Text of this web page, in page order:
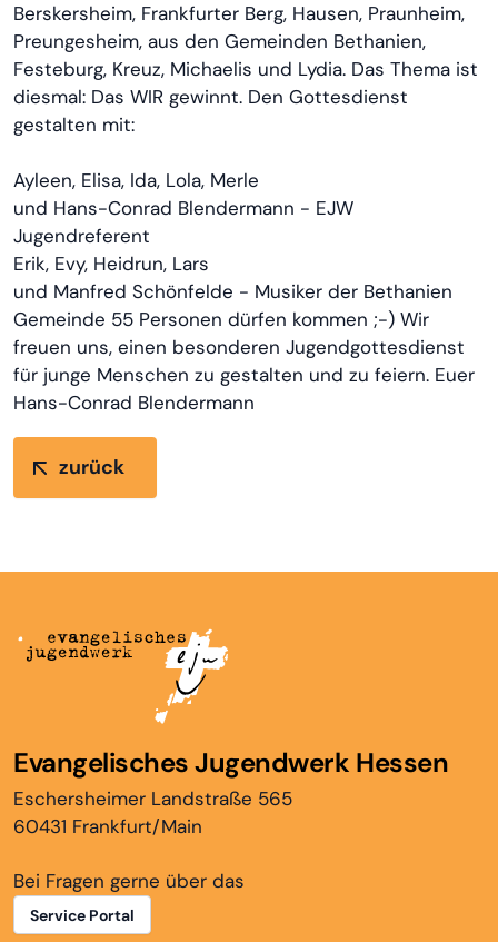
Berskersheim, Frankfurter Berg, Hausen, Praunheim,
Preungesheim, aus den Gemeinden Bethanien,
Festeburg, Kreuz, Michaelis und Lydia. Das Thema ist
diesmal: Das WIR gewinnt. Den Gottesdienst
gestalten mit:
Ayleen, Elisa, Ida, Lola, Merle
und Hans-Conrad Blendermann - EJW
Jugendreferent
Erik, Evy, Heidrun, Lars
und Manfred Schönfelde - Musiker der Bethanien
Gemeinde 55 Personen dürfen kommen ;-) Wir
freuen uns, einen besonderen Jugendgottesdienst
für junge Menschen zu gestalten und zu feiern. Euer
Hans-Conrad Blendermann
zurück
Evangelisches Jugendwerk Hessen
Eschersheimer Landstraße 565
60431 Frankfurt/Main
Bei Fragen gerne über das
Service Portal